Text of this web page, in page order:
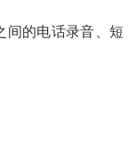
间的电话录音、短